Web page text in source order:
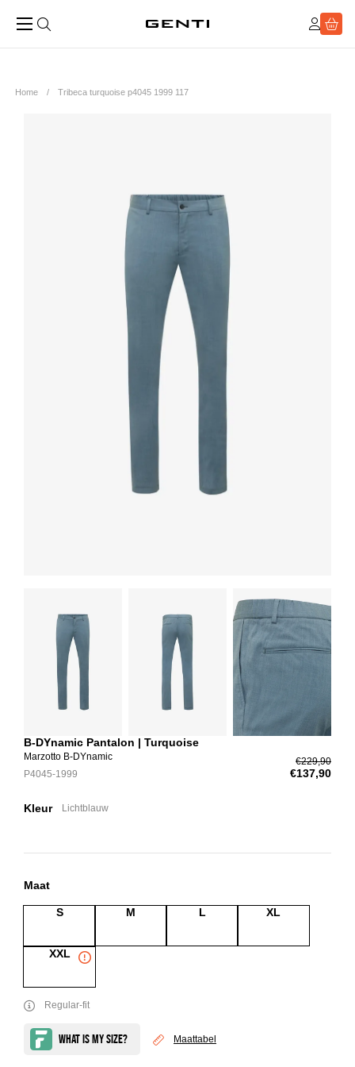
Home Tribeca turquoise p4045 1999 117
B-DYnamic Pantalon | Turquoise
Marzotto B-DYnamic
P4045-1999
€229,90
€137,90
Kleur Lichtblauw
Maat
S M L XL
XXL
Maattabel
Regular-fit